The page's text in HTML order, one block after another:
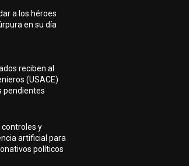
a los héroes
en su día
reciben al
(USACE)
pendientes
controles y
artificial para
políticos